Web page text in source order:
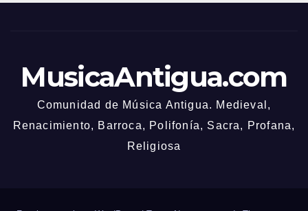
MusicaAntigua.com
Comunidad de Música Antigua. Medieval,
Renacimiento, Barroca, Polifonía, Sacra, Profana,
Religiosa